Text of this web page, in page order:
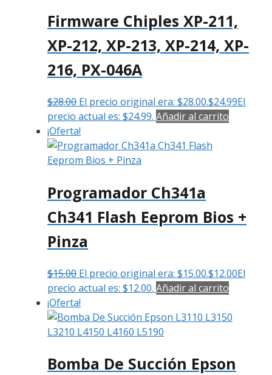
Firmware Chiples XP-211,
XP-212, XP-213, XP-214, XP-
216, PX-046A
$28.00 El precio original era: $28.00.$24.99El
precio actual es: $24.99. Añadir al carrito
¡Oferta!
Programador Ch341a
Ch341 Flash Eeprom Bios +
Pinza
$15.00 El precio original era: $15.00.$12.00El
precio actual es: $12.00. Añadir al carrito
¡Oferta!
Bomba De Succión Epson